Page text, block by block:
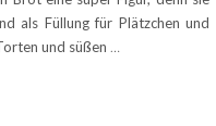
als Füllung für Plätzchen und
und süßen …